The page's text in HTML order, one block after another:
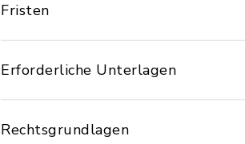
Fristen
Erforderliche Unterlagen
Rechtsgrundlagen